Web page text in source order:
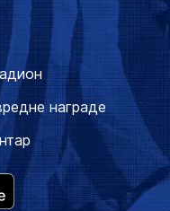
награде